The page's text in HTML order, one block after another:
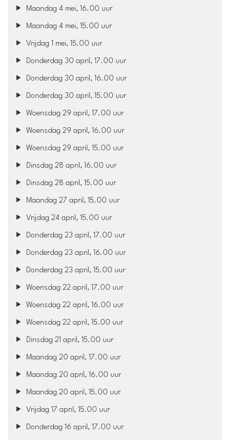
Maandag 4 mei, 16.00 uur
Maandag 4 mei, 15.00 uur
Vrijdag 1 mei, 15.00 uur
Donderdag 30 april, 17.00 uur
Donderdag 30 april, 16.00 uur
Donderdag 30 april, 15.00 uur
Woensdag 29 april, 17.00 uur
Woensdag 29 april, 16.00 uur
Woensdag 29 april, 15.00 uur
Dinsdag 28 april, 16.00 uur
Dinsdag 28 april, 15.00 uur
Maandag 27 april, 15.00 uur
Vrijdag 24 april, 15.00 uur
Donderdag 23 april, 17.00 uur
Donderdag 23 april, 16.00 uur
Donderdag 23 april, 15.00 uur
Woensdag 22 april, 17.00 uur
Woensdag 22 april, 16.00 uur
Woensdag 22 april, 15.00 uur
Dinsdag 21 april, 15.00 uur
Maandag 20 april, 17.00 uur
Maandag 20 april, 16.00 uur
Maandag 20 april, 15.00 uur
Vrijdag 17 april, 15.00 uur
Donderdag 16 april, 17.00 uur